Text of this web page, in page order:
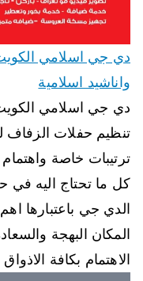
واناشيد اسلامية
دي جي اسلامي
تنظيم حفلات الزفاف
ترتيبات خاصة واهتمام
كل ما تحتاج اليه
الدي جي باعتبارها
المكان البهجة
الاهتمام بكافة